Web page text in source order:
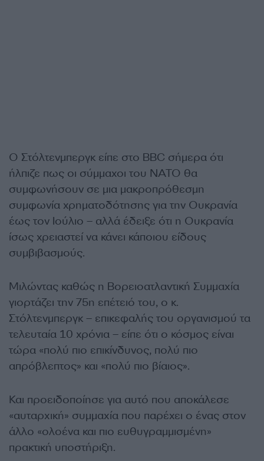
Ο Στόλτενμπεργκ είπε στο BBC σήμερα ότι
ήλπιζε πως οι σύμμαχοι του ΝΑΤΟ θα
συμφωνήσουν σε μια μακροπρόθεσμη
συμφωνία χρηματοδότησης για την Ουκρανία
έως τον Ιούλιο – αλλά έδειξε ότι η Ουκρανία
ίσως χρειαστεί να κάνει κάποιου είδους
συμβιβασμούς.
Μιλώντας καθώς η Βορειοατλαντική Συμμαχία
γιορτάζει την 75η επέτειό του, ο κ.
Στόλτενμπεργκ – επικεφαλής του οργανισμού τα
τελευταία 10 χρόνια – είπε ότι ο κόσμος είναι
τώρα «πολύ πιο επικίνδυνος, πολύ πιο
απρόβλεπτος» και «πολύ πιο βίαιος».
Και προειδοποίησε για αυτό που αποκάλεσε
«αυταρχική» συμμαχία που παρέχει ο ένας στον
άλλο «ολοένα και πιο ευθυγραμμισμένη»
πρακτική υποστήριξη.